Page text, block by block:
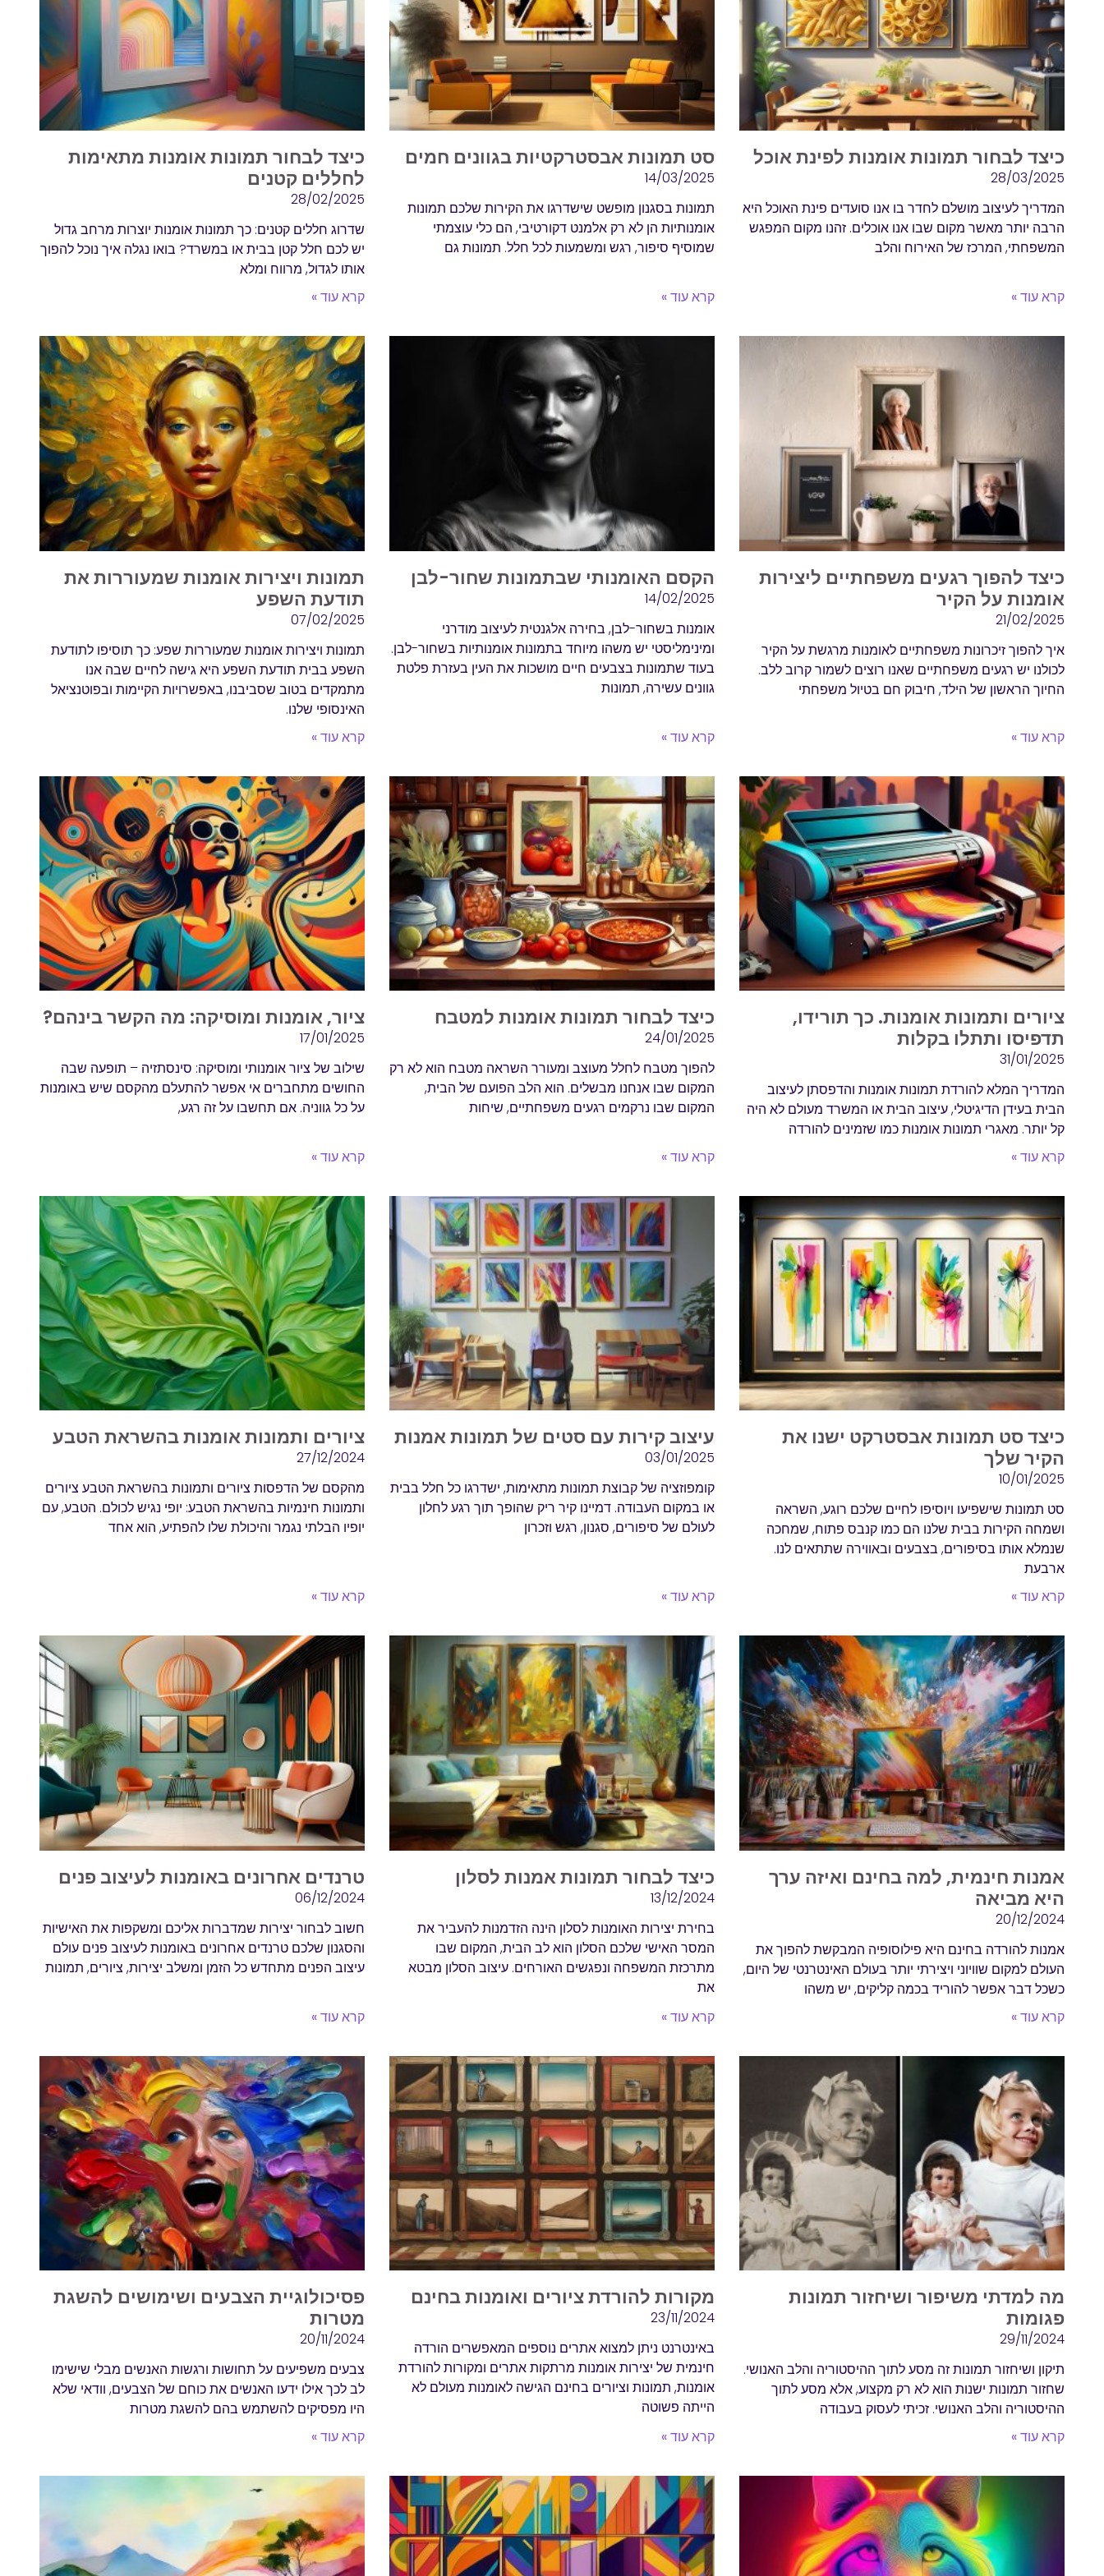
כיצד לבחור תמונות אומנות לפינת אוכל
28/03/2025
המדריך לעיצוב מושלם לחדר בו אנו סועדים פינת האוכל היא
הרבה יותר מאשר מקום שבו אנו אוכלים. זהנו מקום המפגש
המשפחתי, המרכז של האירוח והלב
קרא עוד »
סט תמונות אבסטרקטיות בגוונים חמים
14/03/2025
תמונות בסגנון מופשט שישדרגו את הקירות שלכם תמונות
אומנותיות הן לא רק אלמנט דקורטיבי, הם כלי עוצמתי
שמוסיף סיפור, רגש ומשמעות לכל חלל. תמונות גם
קרא עוד »
כיצד לבחור תמונות אומנות מתאימות
לחללים קטנים
28/02/2025
שדרוג חללים קטנים: כך תמונות אומנות יוצרות מרחב גדול
יש לכם חלל קטן בבית או במשרד? בואו נגלה איך נוכל להפוך
אותו לגדול, מרווח ומלא
קרא עוד »
כיצד להפוך רגעים משפחתיים ליצירות
אומנות על הקיר
21/02/2025
איך להפוך זיכרונות משפחתיים לאומנות מרגשת על הקיר
לכולנו יש רגעים משפחתיים שאנו רוצים לשמור קרוב ללב.
החיוך הראשון של הילד, חיבוק חם בטיול משפחתי
קרא עוד »
הקסם האומנותי שבתמונות שחור-לבן
14/02/2025
אומנות בשחור-לבן, בחירה אלגנטית לעיצוב מודרני
ומינימליסטי יש משהו מיוחד בתמונות אומנותיות בשחור-לבן.
בעוד שתמונות בצבעים חיים מושכות את העין בעזרת פלטת
גוונים עשירה, תמונות
קרא עוד »
תמונות ויצירות אומנות שמעוררות את
תודעת השפע
07/02/2025
תמונות ויצירות אומנות שמעוררות שפע: כך תוסיפו לתודעת
השפע בבית תודעת השפע היא גישה לחיים שבה אנו
מתמקדים בטוב שסביבנו, באפשרויות הקיימות ובפוטנציאל
האינסופי שלנו.
קרא עוד »
ציורים ותמונות אומנות. כך תורידו,
תדפיסו ותתלו בקלות
31/01/2025
המדריך המלא להורדת תמונות אומנות והדפסתן לעיצוב
הבית בעידן הדיגיטלי, עיצוב הבית או המשרד מעולם לא היה
קל יותר. מאגרי תמונות אומנות כמו שזמינים להורדה
קרא עוד »
כיצד לבחור תמונות אומנות למטבח
24/01/2025
להפוך מטבח לחלל מעוצב ומעורר השראה מטבח הוא לא רק
המקום שבו אנחנו מבשלים. הוא הלב הפועם של הבית,
המקום שבו נרקמים רגעים משפחתיים, שיחות
קרא עוד »
ציור, אומנות ומוסיקה: מה הקשר בינהם?
17/01/2025
שילוב של ציור אומנותי ומוסיקה: סינסתזיה – תופעה שבה
החושים מתחברים אי אפשר להתעלם מהקסם שיש באומנות
על כל גווניה. אם תחשבו על זה רגע,
קרא עוד »
כיצד סט תמונות אבסטרקט ישנו את
הקיר שלך
10/01/2025
סט תמונות שישפיעו ויוסיפו לחיים שלכם רוגע, השראה
ושמחה הקירות בבית שלנו הם כמו קנבס פתוח, שמחכה
שנמלא אותו בסיפורים, בצבעים ובאווירה שתתאים לנו.
ארבעת
קרא עוד »
עיצוב קירות עם סטים של תמונות אמנות
03/01/2025
קומפוזציה של קבוצת תמונות מתאימות, ישדרגו כל חלל בבית
או במקום העבודה. דמיינו קיר ריק שהופך תוך רגע לחלון
לעולם של סיפורים, סגנון, רגש וזכרון
קרא עוד »
ציורים ותמונות אומנות בהשראת הטבע
27/12/2024
מהקסם של הדפסות ציורים ותמונות בהשראת הטבע ציורים
ותמונות חינמיות בהשראת הטבע: יופי נגיש לכולם. הטבע, עם
יופיו הבלתי נגמר והיכולת שלו להפתיע, הוא אחד
קרא עוד »
אמנות חינמית, למה בחינם ואיזה ערך
היא מביאה
20/12/2024
אמנות להורדה בחינם היא פילוסופיה המבקשת להפוך את
העולם למקום שוויוני ויצירתי יותר בעולם האינטרנטי של היום,
כשכל דבר אפשר להוריד בכמה קליקים, יש משהו
קרא עוד »
כיצד לבחור תמונות אמנות לסלון
13/12/2024
בחירת יצירות האומנות לסלון הינה הזדמנות להעביר את
המסר האישי שלכם הסלון הוא לב הבית, המקום שבו
מתרכזת המשפחה ונפגשים האורחים. עיצוב הסלון מבטא
את
קרא עוד »
טרנדים אחרונים באומנות לעיצוב פנים
06/12/2024
חשוב לבחור יצירות שמדברות אליכם ומשקפות את האישיות
והסגנון שלכם טרנדים אחרונים באומנות לעיצוב פנים עולם
עיצוב הפנים מתחדש כל הזמן ומשלב יצירות, ציורים, תמונות
קרא עוד »
מה למדתי משיפור ושיחזור תמונות
פגומות
29/11/2024
תיקון ושיחזור תמונות זה מסע לתוך ההיסטוריה והלב האנושי.
שחזור תמונות ישנות הוא לא רק מקצוע, אלא מסע לתוך
ההיסטוריה והלב האנושי. זכיתי לעסוק בעבודה
קרא עוד »
מקורות להורדת ציורים ואומנות בחינם
23/11/2024
באינטרנט ניתן למצוא אתרים נוספים המאפשרים הורדה
חינמית של יצירות אומנות מרתקות אתרים ומקורות להורדת
אומנות, תמונות וציורים בחינם הגישה לאומנות מעולם לא
הייתה פשוטה
קרא עוד »
פסיכולוגיית הצבעים ושימושים להשגת
מטרות
20/11/2024
צבעים משפיעים על תחושות ורגשות האנשים מבלי שישימו
לב לכך אילו ידעו האנשים את כוחם של הצבעים, וודאי שלא
היו מפסיקים להשתמש בהם להשגת מטרות
קרא עוד »